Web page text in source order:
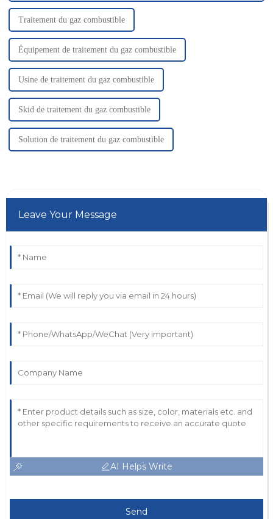
Traitement du gaz combustible
Équipement de traitement du gaz combustible
Usine de traitement du gaz combustible
Skid de traitement du gaz combustible
Solution de traitement du gaz combustible
Leave Your Message
AI Helps Write
Send